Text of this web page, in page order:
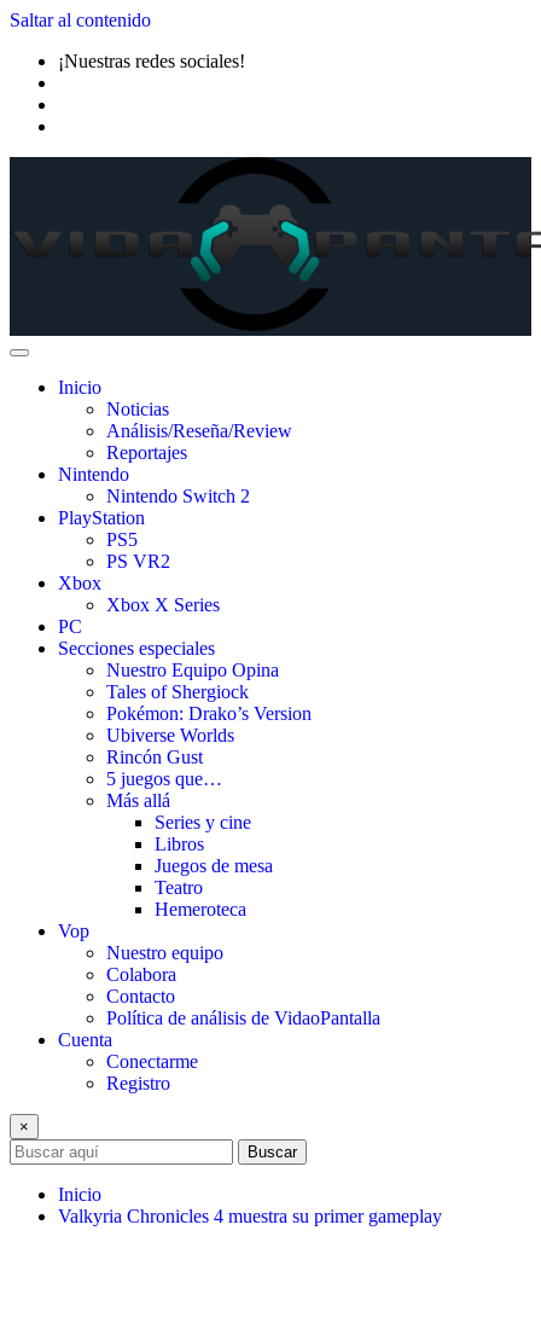
Saltar al contenido
¡Nuestras redes sociales!
Inicio
Noticias
Análisis/Reseña/Review
Reportajes
Nintendo
Nintendo Switch 2
PlayStation
PS5
PS VR2
Xbox
Xbox X Series
PC
Secciones especiales
Nuestro Equipo Opina
Tales of Shergiock
Pokémon: Drako’s Version
Ubiverse Worlds
Rincón Gust
5 juegos que…
Más allá
Series y cine
Libros
Juegos de mesa
Teatro
Hemeroteca
Vop
Nuestro equipo
Colabora
Contacto
Política de análisis de VidaoPantalla
Cuenta
Conectarme
Registro
×
Buscar
Inicio
Valkyria Chronicles 4 muestra su primer gameplay